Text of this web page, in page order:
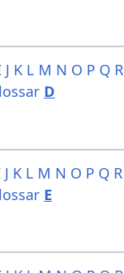
J K L M N O P Q R
D
J K L M N O P Q R
E